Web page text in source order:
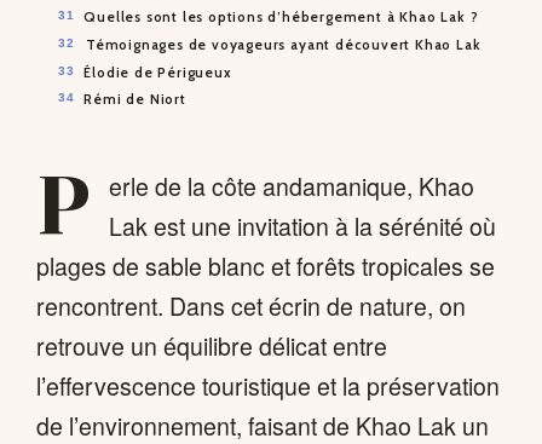
Quelles sont les options d’hébergement à Khao Lak ?
Témoignages de voyageurs ayant découvert Khao Lak
Élodie de Périgueux
Rémi de Niort
P
erle de la côte andamanique, Khao
Lak est une invitation à la sérénité où
plages de sable blanc et forêts tropicales se
rencontrent. Dans cet écrin de nature, on
retrouve un équilibre délicat entre
l’effervescence touristique et la préservation
de l’environnement, faisant de Khao Lak un